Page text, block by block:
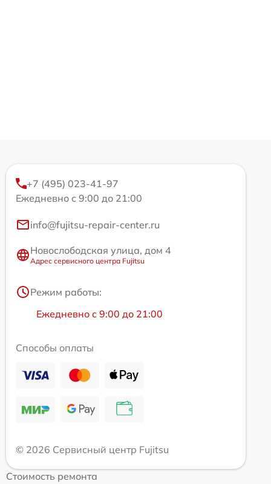
+7 (495) 023-41-97
Ежедневно с 9:00 до 21:00
info@fujitsu-repair-center.ru
Новослободская улица, дом 4
Адрес сервисного центра Fujitsu
Режим работы:
Ежедневно с 9:00 до 21:00
Способы оплаты
© 2026 Сервисный центр Fujitsu
Стоимость ремонта